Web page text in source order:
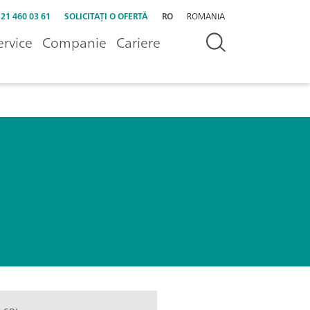
460 03 61 SOLICITAȚI O OFERTĂ RO ROMANIA
Companie Cariere